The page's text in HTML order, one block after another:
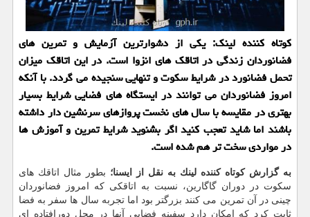
كوتاه كننده لینك: یكی از دشوارترین آزمایش و تمرین های
فضانوردان زندگی در اتاقك های انزوا است. در این اتاقك میزان
تحمل فضانورد در شرایط سكوت و تنهایی سنجیده می گردد. با آنكه
امروز فضانوردان می توانند در ایستگاه های فضایی شرایط بسیار
بهتری در مقایسه با سال های نخست پروازهای سرنشین دار داشته
باشند اما شاید تعجب كنید اگر بشنوید شرایط تمرین و آموزش ها
در مواردی سخت تر هم شده است.
به گزارش كوتاه كننده لینك به نقل از ایسنا؛ بطور مثال اتاقك های
سكوت در دوران گاگارین، نسبت به اتاقكی كه امروز فضانوردان
چینی در آن تمرین می كنند بزرگتر بود اما تجربه سال ها سفر به فضا
ثابت كرد كه امكان دارد سفینه فضایی آنها در محل دورافتاده ای